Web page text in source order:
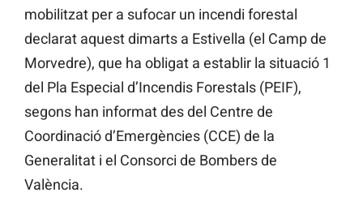
mobilitzat per a sufocar un incendi forestal
declarat aquest dimarts a Estivella (el Camp de
Morvedre), que ha obligat a establir la situació 1
del Pla Especial d’Incendis Forestals (PEIF),
segons han informat des del Centre de
Coordinació d’Emergències (CCE) de la
Generalitat i el Consorci de Bombers de
València.